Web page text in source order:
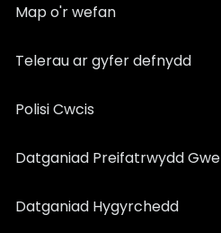
Map o'r wefan
Telerau ar gyfer defnydd
Polisi Cwcis
Datganiad Preifatrwydd
Datganiad Hygyrchedd